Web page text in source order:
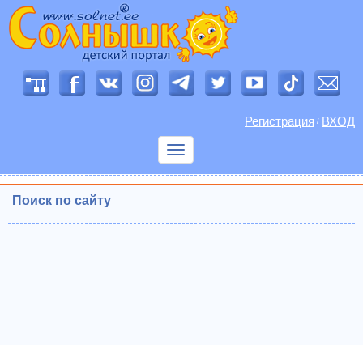
Регистрация / ВХОД
Показать
Поиск по сайту